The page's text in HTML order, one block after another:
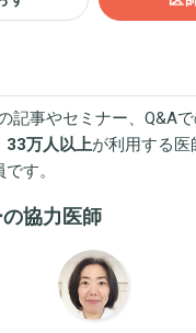
記事やセミナー、Q&Aで
33万人以上が利用する医
す。
協力医師